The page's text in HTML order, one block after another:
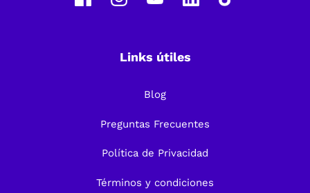
Links útiles
Blog
Preguntas Frecuentes
Política de Privacidad
Términos y condiciones